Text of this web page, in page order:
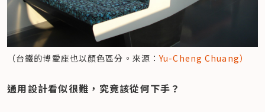
（台鐵的博愛座也以顏色區分。來源：Yu-Cheng Chuang）
通用設計看似很難，究竟該從何下手？